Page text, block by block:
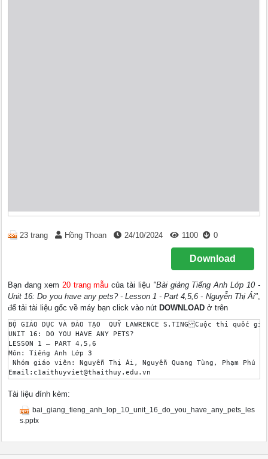
23 trang Hồng Thoan 24/10/2024 1100 0
Download
Bạn đang xem 20 trang mẫu của tài liệu "Bài giảng Tiếng Anh Lớp 10 -
Unit 16: Do you have any pets? - Lesson 1 - Part 4,5,6 - Nguyễn Thị Ái",
để tải tài liệu gốc về máy bạn click vào nút DOWNLOAD ở trên
BỘ GIÁO DỤC VÀ ĐÀO TẠO	QUỸ LAWRENCE S.TINGCuộc thi quốc gia Thiết kế bài giảng e-Learning lần thứ 4--------------------
UNIT 16: DO YOU HAVE ANY PETS?
LESSON 1 – PART 4,5,6
Môn: Tiếng Anh Lớp 3
Nhóm giáo viên: Nguyễn Thị Ái, Nguyễn Quang Tùng, Phạm Phú
Email:c1aithuyviet@thaithuy.edu.vn
Trường Tiểu học Thụy Việt
Tháng 11/2016
Unit 16: Do you have any pets?
Tài liệu đính kèm:
bai_giang_tieng_anh_lop_10_unit_16_do_you_have_any_pets_les
s.pptx